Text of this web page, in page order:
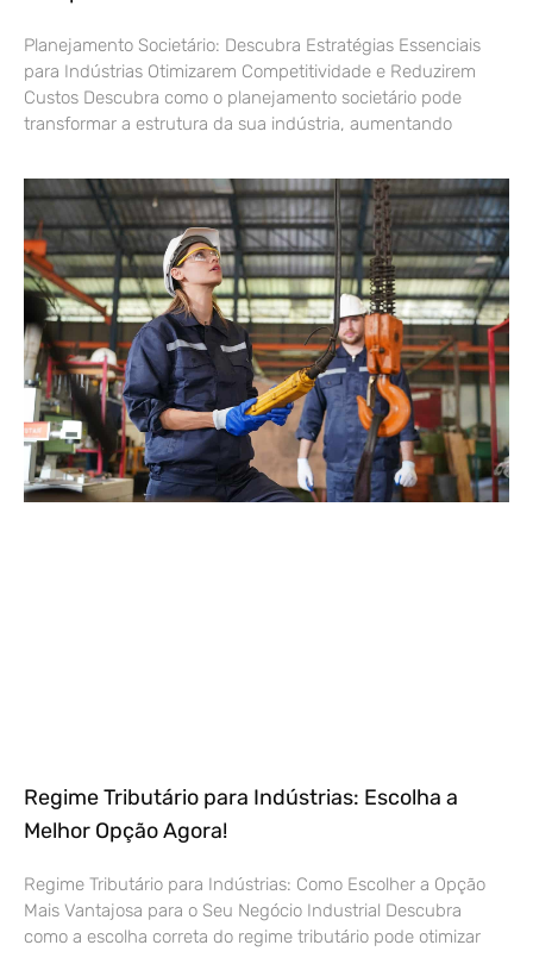
Planejamento Societário: Descubra Estratégias Essenciais
para Indústrias Otimizarem Competitividade e Reduzirem
Custos Descubra como o planejamento societário pode
transformar a estrutura da sua indústria, aumentando
Regime Tributário para Indústrias: Escolha a
Melhor Opção Agora!
Regime Tributário para Indústrias: Como Escolher a Opção
Mais Vantajosa para o Seu Negócio Industrial Descubra
como a escolha correta do regime tributário pode otimizar